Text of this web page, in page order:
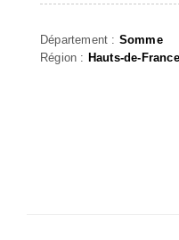
Département : Somme
Région : Hauts-de-France